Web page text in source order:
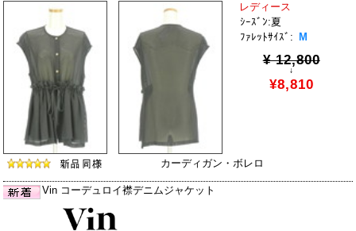
レディース
ｼｰｽﾞﾝ:夏
ﾌｧﾚｯﾄｻｲｽﾞ:
M
¥ 12,800
↓
¥8,810
カーディガン・ボレロ
Vin コーデュロイ襟デニムジャケット